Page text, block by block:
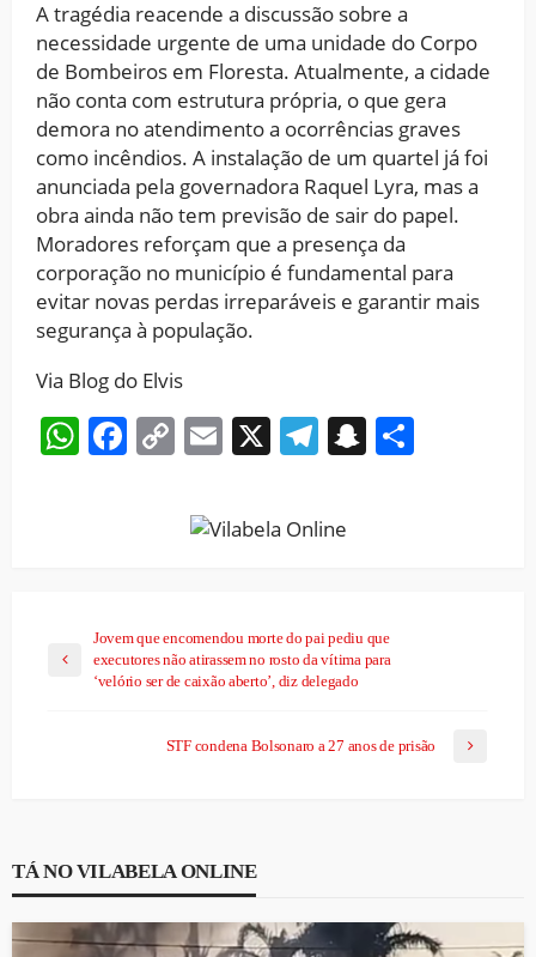
A tragédia reacende a discussão sobre a
necessidade urgente de uma unidade do Corpo
de Bombeiros em Floresta. Atualmente, a cidade
não conta com estrutura própria, o que gera
demora no atendimento a ocorrências graves
como incêndios. A instalação de um quartel já foi
anunciada pela governadora Raquel Lyra, mas a
obra ainda não tem previsão de sair do papel.
Moradores reforçam que a presença da
corporação no município é fundamental para
evitar novas perdas irreparáveis e garantir mais
segurança à população.
Via Blog do Elvis
WhatsApp
Facebook
CopyEmail
X Telegram
Snapchat
Jovem que encomendou morte do pai pediu que
executores não atirassem no rosto da vítima para
‘velório ser de caixão aberto’, diz delegado
STF condena Bolsonaro a 27 anos de prisão
TÁ NO VILABELA ONLINE